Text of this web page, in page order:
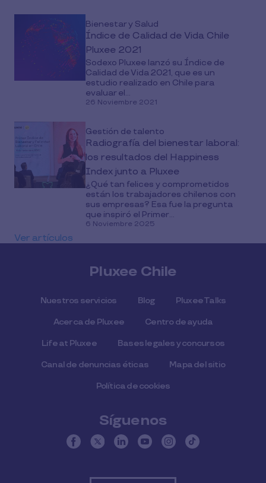
Bienestar y Salud
Índice de Calidad de Vida Chile
Pluxee 2021
Sodexo Pluxee lanzó su Índice de
Calidad de Vida 2021, que es un
estudio realizado en Chile para
evaluar el...
26 Noviembre 2021
Gestión de talento
Radiografía del bienestar laboral:
los resultados del Happiness
Index junto a Pluxee
¿Qué tan felices y comprometidos
están los trabajadores chilenos con
sus empresas? Esa fue la pregunta
que inspiró el Primer...
6 Noviembre 2025
Ver artículos
Pluxee Chile
Nuestros servicios Blog Pluxee Talks
Acerca de Pluxee Centro de ayuda
Life at Pluxee Bases legales y concursos
Canal de denuncias éticas Mapa del sitio
Política de cookies
Síguenos